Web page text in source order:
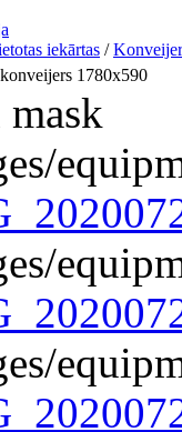
iekārtas /
1780x590